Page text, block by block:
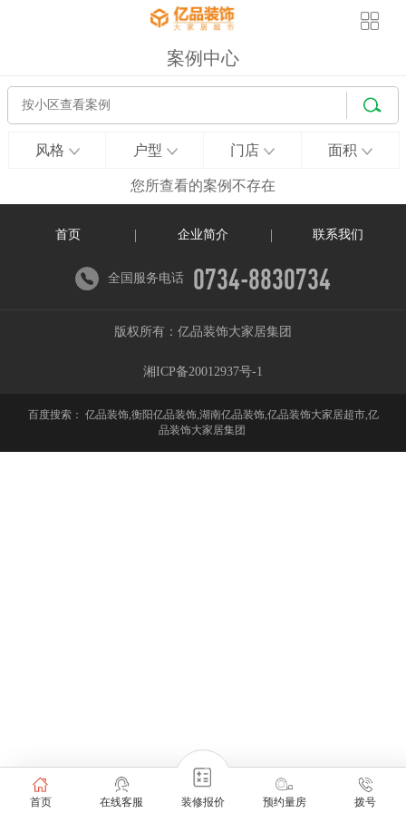
案例中心
风格 户型 门店 面积
您所查看的案例不存在
首页 企业简介 联系我们
全国服务电话 0734-8830734
版权所有：亿品装饰大家居集团
湘ICP备20012937号-1
百度搜索： 亿品装饰,衡阳亿品装饰,湖南亿品装饰,亿品装饰大家居超市,亿
品装饰大家居集团
首页 在线客服 装修报价 预约量房 拨号